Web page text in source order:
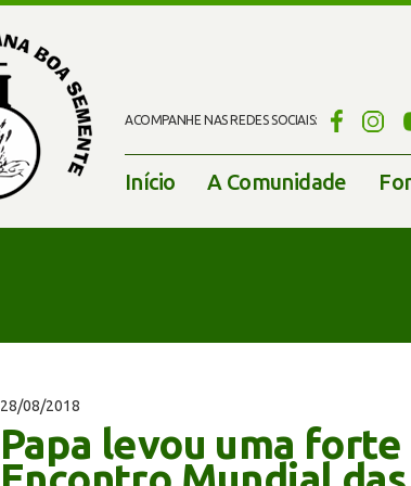
ACOMPANHE NAS REDES SOCIAIS:
Início A Comunidade
28/08/2018
Papa levou uma